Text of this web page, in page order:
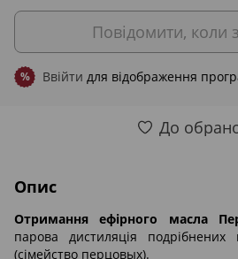
Повідомити, коли
% Ввійти для відображення
До
Опис
Отримання ефірного масла
парова дистиляція
(сімейство перцовых).